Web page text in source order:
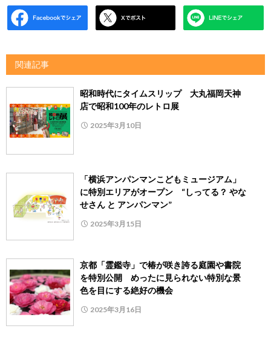
関連記事
昭和時代にタイムスリップ 大丸福岡天神
店で昭和100年のレトロ展
2025年3月10日
「横浜アンパンマンこどもミュージアム」
に特別エリアがオープン “しってる？ やな
せさん と アンパンマン”
2025年3月15日
京都「霊鑑寺」で椿が咲き誇る庭園や書院
を特別公開 めったに見られない特別な景
色を目にする絶好の機会
2025年3月16日